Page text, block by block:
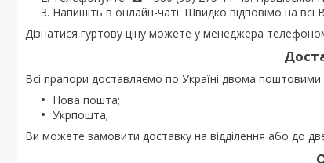
Напишіть в онлайн-чаті. Швидко відповімо на всі
Дізнатися гуртову ціну можете у менеджера
Всі прапори доставляємо по Україні двома
Нова пошта;
Укрпошта;
Ви можете замовити доставку на відділення або до